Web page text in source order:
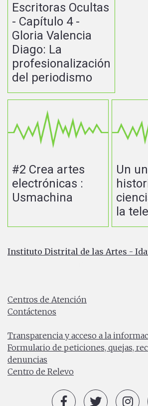
Escritoras Ocultas
- Capítulo 4 -
Gloria Valencia
Diago: La
profesionalización
del periodismo
#2 Crea artes
electrónicas :
Usmachina
Un
la
Instituto Distrital de las Artes -
Centros de Atención
Contáctenos
Transparencia y acceso a la
Formulario de peticiones, quejas,
denuncias
Centro de Relevo